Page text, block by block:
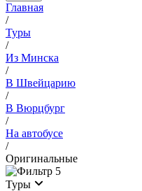
Главная
/
Туры
/
Из Минска
/
В Швейцарию
/
В Вюрцбург
/
На автобусе
/
Оригинальные
5
Туры